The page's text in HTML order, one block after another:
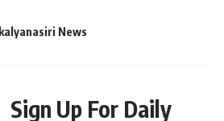
kalyanasiri News
Sign Up For Daily